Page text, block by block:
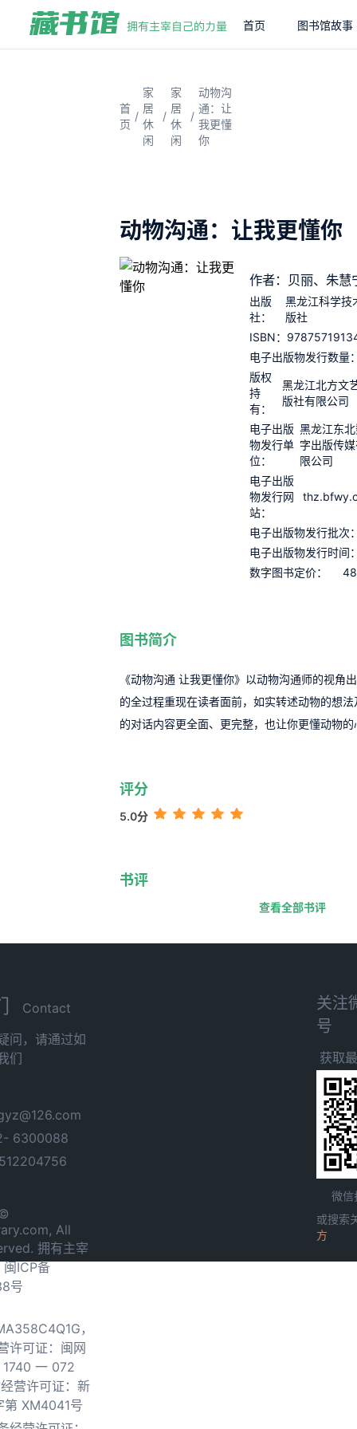
首页 图书馆故事
首
页
/
家
居
休
闲
/
家
居
休
闲
/
动物沟
通：让
我更懂
你
动物沟通：让我更懂你
作者：贝丽、朱慧
出版
社：
黑龙江科学技
版社
ISBN：
电子出版物发行数量
版权
持
有：
黑龙江北方文
版社有限公司
电子出版
物发行单
位：
黑龙江东
字出版传
限公司
电子出版
物发行网
站：
电子出版物发行批次
电子出版物发行时间
数字图书定价：
图书简介
《动物沟通 让我更懂你》以动物沟通师的视角
的全过程重现在读者面前，如实转述动物的想
的对话内容更全面、更完整，也让你更懂动物的
评分
5.0分
书评
查看全部书评
Contact
问，请通过如
们
6300088
All
拥有主宰
闽ICP备
号
，
许可证：闽网
一 072
营许可证：新
第 XM4041号
关注
号
获取
微信
或搜索
方